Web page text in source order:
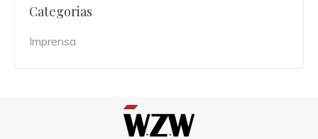
Categorias
Imprensa